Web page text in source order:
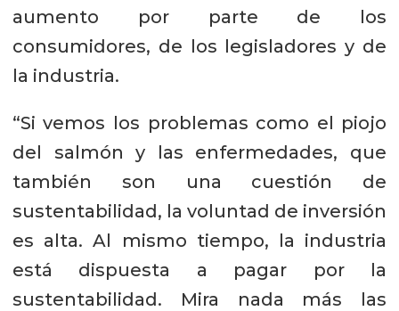
aumento por parte de los
consumidores, de los legisladores y de
la industria.
“Si vemos los problemas como el piojo
del salmón y las enfermedades, que
también son una cuestión de
sustentabilidad, la voluntad de inversión
es alta. Al mismo tiempo, la industria
está dispuesta a pagar por la
sustentabilidad. Mira nada más las